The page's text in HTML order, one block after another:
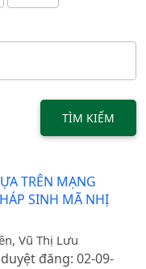
TÌM KIẾM
TRÊN MẠNG
SINH MÃ NHỊ
Vũ Thị Lưu
đăng: 02-09-